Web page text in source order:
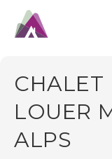
LOUER
ALPS